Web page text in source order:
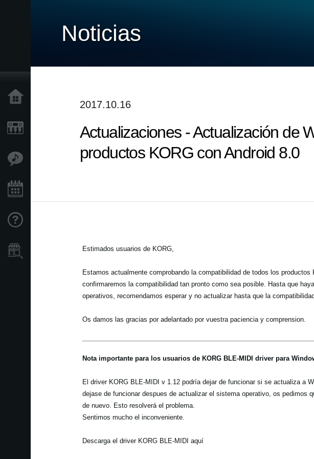
Características
Noticias
2017.10.16
Actualizaciones - Actualización de
productos KORG con Android 8.0
Estimados usuarios de KORG,
Estamos actualmente comprobando la compatibilidad de todos los
confirmaremos la compatibilidad tan pronto como sea posible. Hasta que
operativos, recomendamos esperar y no actualizar hasta que la
Os damos las gracias por adelantado por vuestra paciencia y comprension.
Nota importante para los usuarios de KORG BLE-MIDI driver para
El driver KORG BLE-MIDI v 1.12 podría dejar de funcionar si se actualiza a
dejase de funcionar despues de actualizar el sistema operativo, os pedimos
de nuevo. Esto resolverá el problema.
Sentimos mucho el inconveniente.
Descarga el driver KORG BLE-MIDI aquí